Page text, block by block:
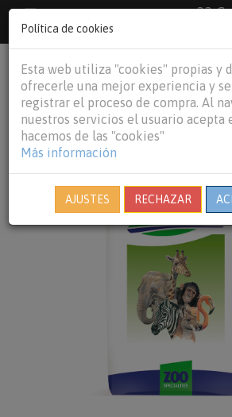
33 €
€Baleares y
Política de cookies
Esta web utiliza "cookies" propias y
ofrecerle una mejor experiencia y
registrar el proceso de compra. Al
nuestros servicios el usuario acepta
hacemos de las "cookies"
Más información
AJUSTES RECHAZAR